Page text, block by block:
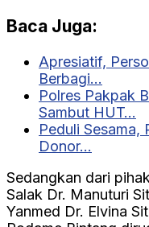
Baca Juga:
Apresiatif,
Berbagi…
Polres Pakpak
Sambut HUT…
Peduli Sesama,
Donor…
Sedangkan dari
Salak Dr. Manuturi
Yanmed Dr. Elvina